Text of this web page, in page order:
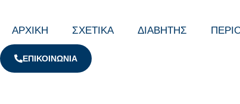
ΑΡΧΙΚΗ ΣΧΕΤΙΚΑ ΔΙΑΒΗΤΗΣ
ΕΠΙΚΟΙΝΩΝΙΑ